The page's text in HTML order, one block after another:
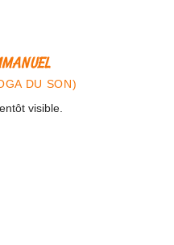
DU SON)
visible.